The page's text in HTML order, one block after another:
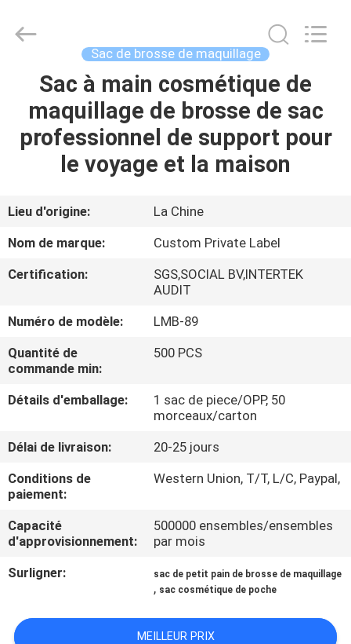
MAISON
PRODUITS
SUJET
DE
NOUS
VISITE
D'USINE
CONTRÔLE
QUALITÉ
PLAN
DU
SITE
POLICY
Chanmy
Cosmetics
Sac de brosse de maquillage
Sac à main cosmétique de
maquillage de brosse de sac
professionnel de support pour
le voyage et la maison
Lieu d'origine:
La Chine
Nom de marque:
Custom Private Label
Certification:
SGS,SOCIAL BV,INTERTEK
AUDIT
Numéro de modèle:
LMB-89
Quantité de
commande min:
500 PCS
Détails d'emballage:
1 sac de piece/OPP, 50
morceaux/carton
Délai de livraison:
20-25 jours
Conditions de
paiement:
Western Union, T/T, L/C, Paypal,
Capacité
d'approvisionnement:
500000 ensembles/ensembles
par mois
Surligner:
sac de petit pain de brosse de maquillage
, sac cosmétique de poche
MEILLEUR PRIX